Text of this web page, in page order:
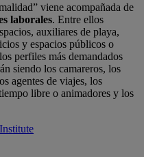
viene acompañada de
laborales. Entre ellos
auxiliares de playa,
y espacios públicos o
perfiles más demandados
siendo los camareros, los
agentes de viajes, los
libre o animadores y los